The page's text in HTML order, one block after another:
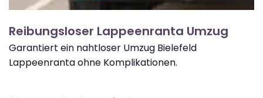
Reibungsloser Lappeenranta Umzug
Garantiert ein nahtloser Umzug Bielefeld
Lappeenranta ohne Komplikationen.